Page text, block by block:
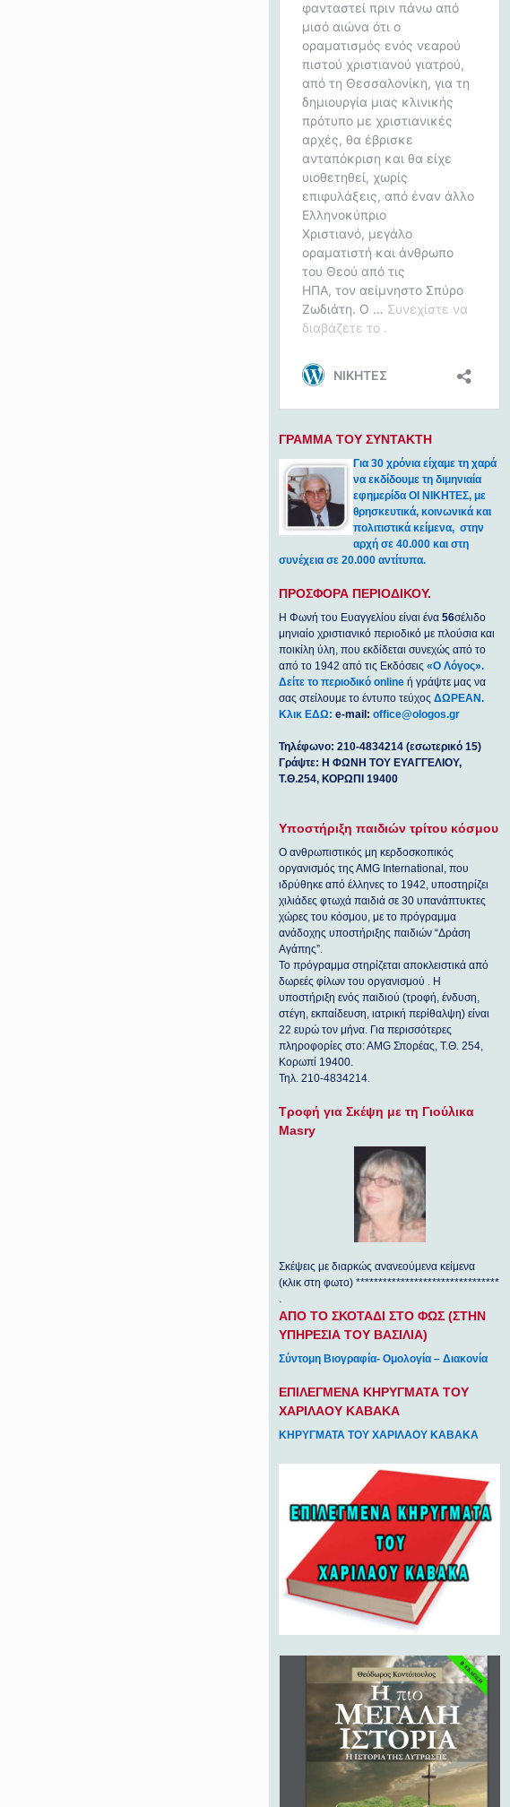
ΓΡΑΜΜΑ ΤΟΥ ΣΥΝΤΑΚΤΗ
Για 30 χρόνια είχαμε τη χαρά
να εκδίδουμε τη διμηνιαία
εφημερίδα ΟΙ ΝΙΚΗΤΕΣ, με
θρησκευτικά, κοινωνικά και
πολιτιστικά κείμενα, στην
αρχή σε 40.000 και στη
συνέχεια σε 20.000 αντίτυπα.
ΠΡΟΣΦΟΡΑ ΠΕΡΙΟΔΙΚΟΥ.
Η Φωνή του Ευαγγελίου είναι ένα56σέλιδο
μηνιαίο χριστιανικό περιοδικό με πλούσια και
ποικίλη ύλη, που εκδίδεται συνεχώς από το
από το 1942 από τις Εκδόσεις«Ο Λόγος».
Δείτε το περιοδικό online ή γράψτε μας να
σας στείλουμε το έντυπο τεύχοςΔΩΡΕΑΝ.
Κλικ ΕΔΩ: e-mail:office@ologos.gr
Τηλέφωνο: 210-4834214 (εσωτερικό 15)
Γράψτε: Η ΦΩΝΗ ΤΟΥ ΕΥΑΓΓΕΛΙΟΥ,
Τ.Θ.254, ΚΟΡΩΠΙ 19400
Υποστήριξη παιδιών τρίτου κόσμου
Ο ανθρωπιστικός μη κερδοσκοπικός
οργανισμός της ΑΜG International, που
ιδρύθηκε από έλληνες το 1942, υποστηρίζει
χιλιάδες φτωχά παιδιά σε 30 υπανάπτυκτες
χώρες του κόσμου, με το πρόγραμμα
ανάδοχης υποστήριξης παιδιών “Δράση
Αγάπης”.
Το πρόγραμμα στηρίζεται αποκλειστικά από
δωρεές φίλων του οργανισμού . Η
υποστήριξη ενός παιδιού (τροφή, ένδυση,
στέγη, εκπαίδευση, ιατρική περίθαλψη) είναι
22 ευρώ τον μήνα. Για περισσότερες
πληροφορίες στο: ΑΜG Σπορέας, Τ.Θ. 254,
Κορωπί 19400.
Τηλ. 210-4834214.
Τροφή για Σκέψη με τη Γιούλικα
Masry
Σκέψεις με διαρκώς ανανεούμενα κείμενα
(κλικ στη φωτο) ********************************
.
ΑΠΟ ΤΟ ΣΚΟΤΑΔΙ ΣΤΟ ΦΩΣ (ΣΤΗΝ
ΥΠΗΡΕΣΙΑ ΤΟΥ ΒΑΣΙΛΙΑ)
Σύντομη Βιογραφία- Ομολογία – Διακονία
ΕΠΙΛΕΓΜΕΝΑ ΚΗΡΥΓΜΑΤΑ ΤΟΥ
ΧΑΡΙΛΑΟΥ ΚΑΒΑΚΑ
ΚΗΡΥΓΜΑΤΑ ΤΟΥ ΧΑΡΙΛΑΟΥ ΚΑΒΑΚΑ